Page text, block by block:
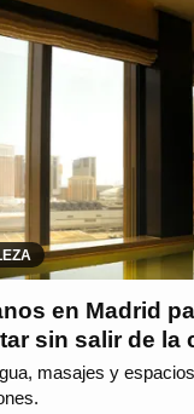
en Madrid
sin salir de la
masajes y